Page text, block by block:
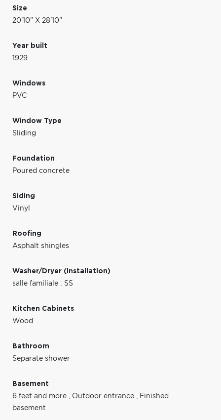
Size
20'10" X 28'10"
Year built
1929
Windows
PVC
Window Type
Sliding
Foundation
Poured concrete
Siding
Vinyl
Roofing
Asphalt shingles
Washer/Dryer (installation)
salle familiale : SS
Kitchen Cabinets
Wood
Bathroom
Separate shower
Basement
6 feet and more , Outdoor entrance , Finished
basement